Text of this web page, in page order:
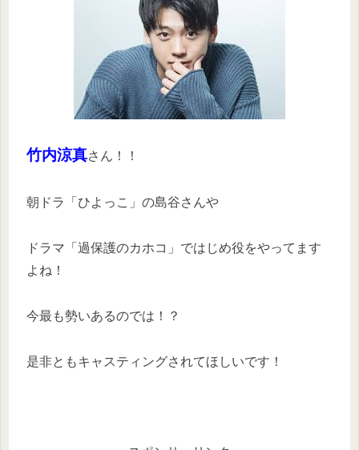
竹内涼真さん！！
朝ドラ「ひよっこ」の島谷さんや
ドラマ「過保護のカホコ」ではじめ役をやってます
よね！
今最も勢いあるのでは！？
是非ともキャスティングされてほしいです！